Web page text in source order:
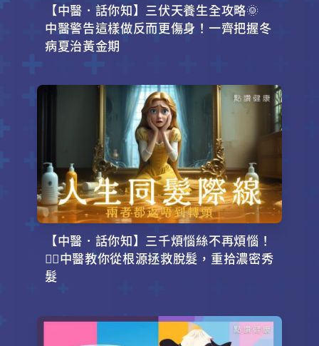
【中醫．話你知】三伏天養生全攻略🌞
中醫警告這樣做反而更傷身！一齊把握冬
病夏治黃金期
【中醫．話你知】三千煩惱絲不再煩惱！
💇‍♂️中醫教你從根源拯救脫髮，重拾濃密秀
髮